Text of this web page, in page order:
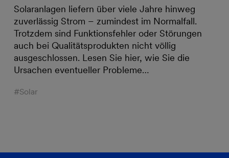
Solaranlagen liefern über viele Jahre hinweg
zuverlässig Strom – zumindest im Normalfall.
Trotzdem sind Funktionsfehler oder Störungen
auch bei Qualitätsprodukten nicht völlig
ausgeschlossen. Lesen Sie hier, wie Sie die
Ursachen eventueller Probleme…
#Solar